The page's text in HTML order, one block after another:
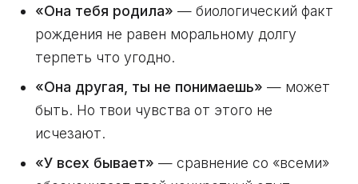
«Она тебя родила» — биологический факт
рождения не равен моральному долгу
терпеть что угодно.
«Она другая, ты не понимаешь» — может
быть. Но твои чувства от этого не
исчезают.
«У всех бывает» — сравнение со «всеми»